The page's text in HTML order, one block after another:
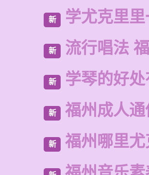
新 学尤克里
新 流行唱法
新 学琴的好
新 福州成人
新 福州哪里